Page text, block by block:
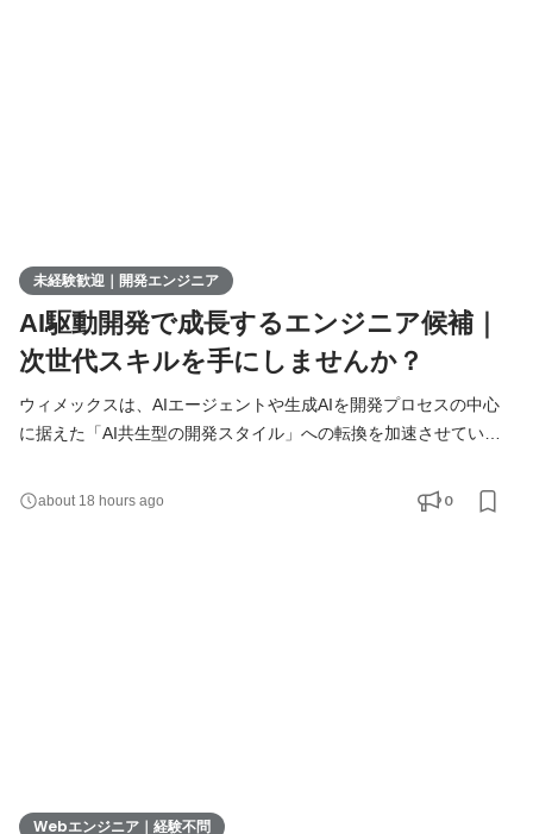
未経験歓迎｜開発エンジニア
AI駆動開発で成長するエンジニア候補｜
次世代スキルを手にしませんか？
ウィメックスは、AIエージェントや生成AIを開発プロセスの中心
に据えた「AI共生型の開発スタイル」への転換を加速させていま
極的に募集しています。 AIを相棒に、圧倒的なスピードと品質を
実現し、最先端の技術を使いこなすエンジニアへ成長したい方を
about 18 hours ago 0
Webエンジニア｜経験不問